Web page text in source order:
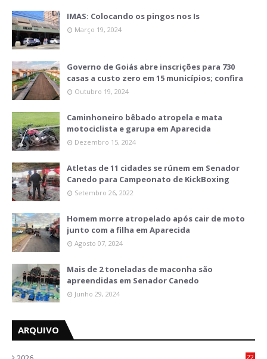
IMAS: Colocando os pingos nos Is
Março 19, 2024
Governo de Goiás abre inscrições para 730
casas a custo zero em 15 municípios; confira
Outubro 19, 2024
Caminhoneiro bêbado atropela e mata
motociclista e garupa em Aparecida
Dezembro 15, 2024
Atletas de 11 cidades se rúnem em Senador
Canedo para Campeonato de KickBoxing
Setembro 26, 2022
Homem morre atropelado após cair de moto
junto com a filha em Aparecida
Agosto 07, 2024
Mais de 2 toneladas de maconha são
apreendidas em Senador Canedo
Junho 29, 2024
ARQUIVO
22